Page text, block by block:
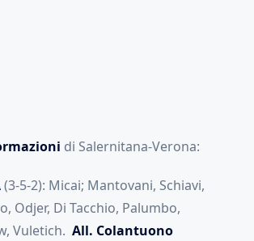
di Salernitana-Verona:
(3-5-2): Micai; Mantovani, Schiavi,
Odjer, Di Tacchio, Palumbo,
Vuletich. All. Colantuono